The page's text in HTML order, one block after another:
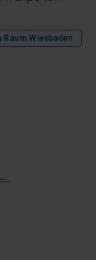
RaumWiesbaden